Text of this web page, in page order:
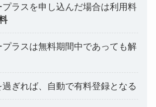
プラスを申し込んだ場合は利用料
プラスは無料期間中であっても解
ぎれば、自動で有料登録となる